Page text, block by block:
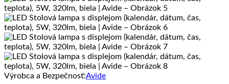
Výrobca a Bezpečnosť:Avide